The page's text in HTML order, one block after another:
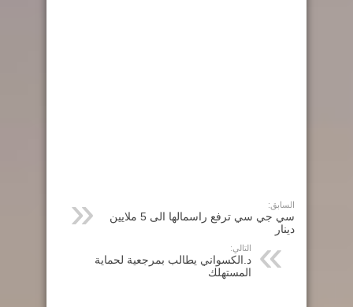
السابق:
سي جي سي ترفع راسمالها الى 5 ملايين
دينار
التالي:
د.الكسواني يطالب بمرجعية لحماية
المستهلك